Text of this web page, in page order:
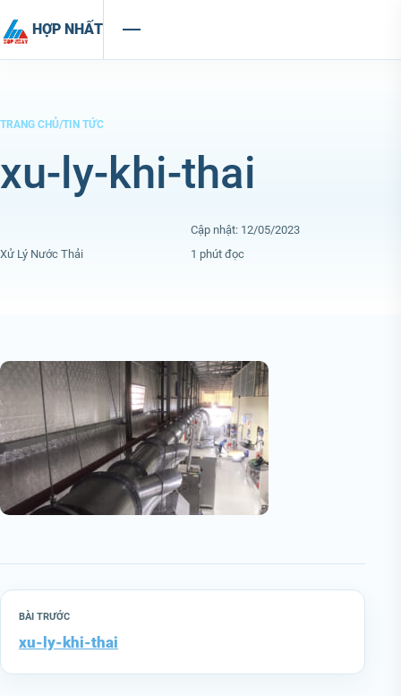
HỢP NHẤT
TRANG CHỦ/TIN TỨC
xu-ly-khi-thai
Cập nhật: 12/05/2023
Xử Lý Nước Thải
1 phút đọc
BÀI TRƯỚC
xu-ly-khi-thai